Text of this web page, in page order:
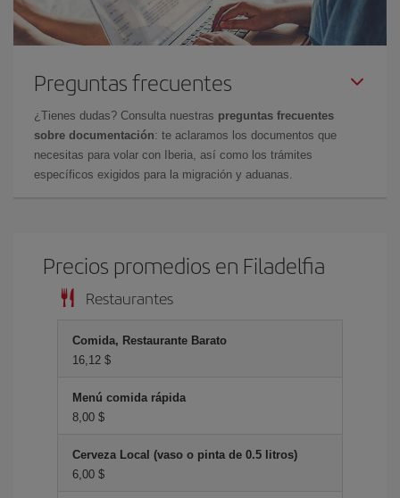
Preguntas frecuentes
¿Tienes dudas? Consulta nuestras preguntas frecuentes
sobre documentación: te aclaramos los documentos que
necesitas para volar con Iberia, así como los trámites
específicos exigidos para la migración y aduanas.
Precios promedios en Filadelfia
Restaurantes
Comida, Restaurante Barato
16,12 $
Menú comida rápida
8,00 $
Cerveza Local (vaso o pinta de 0.5 litros)
6,00 $